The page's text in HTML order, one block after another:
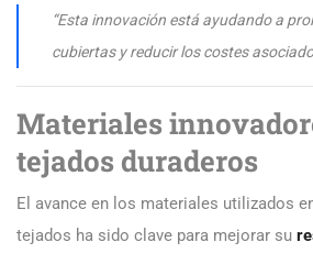
“Esta innovación está ayudando a
cubiertas y reducir los costes
Materiales
tejados duraderos
El avance en los materiales utilizados
tejados ha sido clave para mejorar su